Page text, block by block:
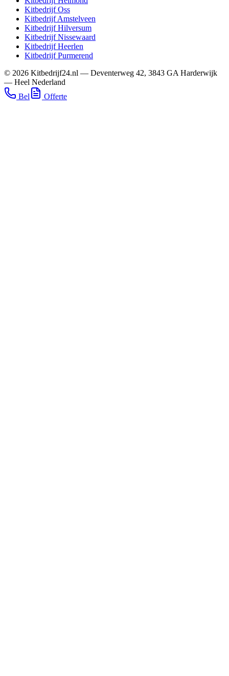
KitbedrijfOss
KitbedrijfAmstelveen
KitbedrijfHilversum
KitbedrijfNissewaard
KitbedrijfHeerlen
KitbedrijfPurmerend
© 2026 Kitbedrijf24.nl — Deventerweg 42, 3843 GA Harderwijk
— Heel Nederland
Bel
Offerte